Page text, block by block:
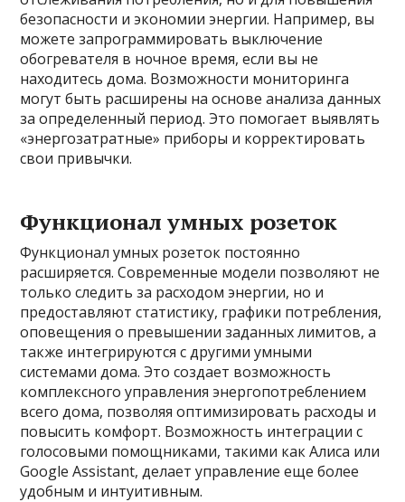
безопасности и экономии энергии. Например, вы
можете запрограммировать выключение
обогревателя в ночное время, если вы не
находитесь дома. Возможности мониторинга
могут быть расширены на основе анализа данных
за определенный период. Это помогает выявлять
«энергозатратные» приборы и корректировать
свои привычки.
Функционал умных розеток
Функционал умных розеток постоянно
расширяется. Современные модели позволяют не
только следить за расходом энергии, но и
предоставляют статистику, графики потребления,
оповещения о превышении заданных лимитов, а
также интегрируются с другими умными
системами дома. Это создает возможность
комплексного управления энергопотреблением
всего дома, позволяя оптимизировать расходы и
повысить комфорт. Возможность интеграции с
голосовыми помощниками, такими как Алиса или
Google Assistant, делает управление еще более
удобным и интуитивным.